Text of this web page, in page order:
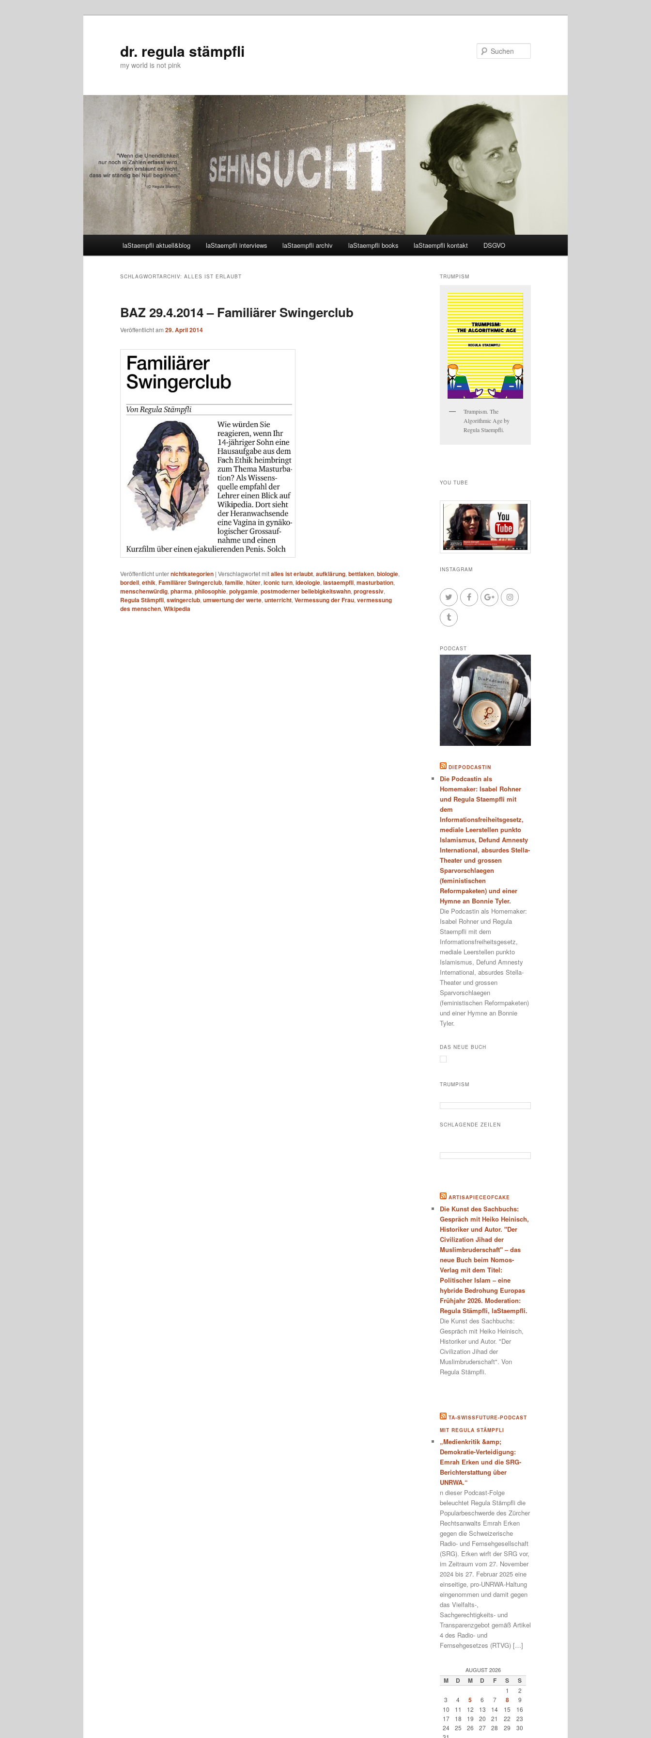
dr. regula stämpfli
my world is not pink
laStaempfli aktuell&blog laStaempfli interviews laStaempfli archiv laStaempfli books laStaempfli kontakt DSGVO
SCHLAGWORTARCHIV: ALLES IST ERLAUBT
BAZ 29.4.2014 – Familiärer Swingerclub
Veröffentlicht am 29. April 2014
Veröffentlicht unternichtkategorien | Verschlagwortet mitalles ist erlaubt, aufklärung, bettlaken, biologie,
bordell, ethik, Familiärer Swingerclub, familie, hüter, iconic turn, ideologie, lastaempfli, masturbation,
menschenwürdig, pharma, philosophie, polygamie, postmoderner beliebigkeitswahn, progressiv,
Regula Stämpfli, swingerclub, umwertung der werte, unterricht, Vermessung der Frau, vermessung
des menschen, Wikipedia
TRUMPISM
Trumpism. The
Algorithmic Age by
Regula Staempfli.
YOU TUBE
INSTAGRAM
PODCAST
DIEPODCASTIN
Die Podcastin als
Homemaker: Isabel Rohner
und Regula Staempfli mit
dem
Informationsfreiheitsgesetz,
mediale Leerstellen punkto
Islamismus, Defund Amnesty
International, absurdes Stella-
Theater und grossen
Sparvorschlaegen
(feministischen
Reformpaketen) und einer
Hymne an Bonnie Tyler.
Die Podcastin als Homemaker:
Isabel Rohner und Regula
Staempfli mit dem
Informationsfreiheitsgesetz,
mediale Leerstellen punkto
Islamismus, Defund Amnesty
International, absurdes Stella-
Theater und grossen
Sparvorschlaegen
(feministischen Reformpaketen)
und einer Hymne an Bonnie
Tyler.
DAS NEUE BUCH
TRUMPISM
SCHLAGENDE ZEILEN
ARTISAPIECEOFCAKE
Die Kunst des Sachbuchs:
Gespräch mit Heiko Heinisch,
Historiker und Autor. "Der
Civilization Jihad der
Muslimbruderschaft" – das
neue Buch beim Nomos-
Verlag mit dem Titel:
Politischer Islam – eine
hybride Bedrohung Europas
Frühjahr 2026. Moderation:
Regula Stämpfli, laStaempfli.
Die Kunst des Sachbuchs:
Gespräch mit Heiko Heinisch,
Historiker und Autor. "Der
Civilization Jihad der
Muslimbruderschaft". Von
Regula Stämpfli.
TA-SWISSFUTURE-PODCAST
MIT REGULA STÄMPFLI
„Medienkritik &amp;
Demokratie-Verteidigung:
Emrah Erken und die SRG-
Berichterstattung über
UNRWA.“
n dieser Podcast-Folge
beleuchtet Regula Stämpfli die
Popularbeschwerde des Zürcher
Rechtsanwalts Emrah Erken
gegen die Schweizerische
Radio- und Fernsehgesellschaft
(SRG). Erken wirft der SRG vor,
im Zeitraum vom 27. November
2024 bis 27. Februar 2025 eine
einseitige, pro-UNRWA-Haltung
eingenommen und damit gegen
das Vielfalts-,
Sachgerechtigkeits- und
Transparenzgebot gemäß Artikel
4 des Radio- und
Fernsehgesetzes (RTVG) […]
AUGUST 2026
M D M D F S S
1
2
3
4 5 6 7 8
9
10
11 12 13 14 15
16
17
18 19 20 21 22
23
24
25 26 27 28 29
30